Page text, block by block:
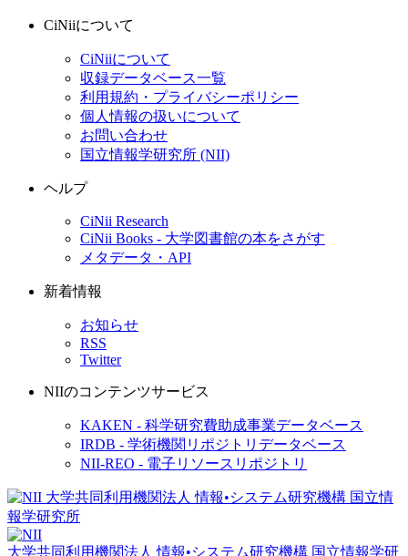
CiNiiについて
CiNiiについて
収録データベース一覧
利用規約・プライバシーポリシー
個人情報の扱いについて
お問い合わせ
国立情報学研究所 (NII)
ヘルプ
CiNii Research
CiNii Books - 大学図書館の本をさがす
メタデータ・API
新着情報
お知らせ
RSS
Twitter
NIIのコンテンツサービス
KAKEN - 科学研究費助成事業データベース
IRDB - 学術機関リポジトリデータベース
NII-REO - 電子リソースリポジトリ
大学共同利用機関法人 情報•システム研究機構 国立情報学研